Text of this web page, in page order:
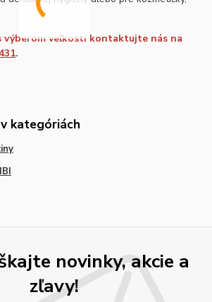
výberom veľkosti kontaktujte nás na
.
kategóriách
novinky, akcie a
zľavy!